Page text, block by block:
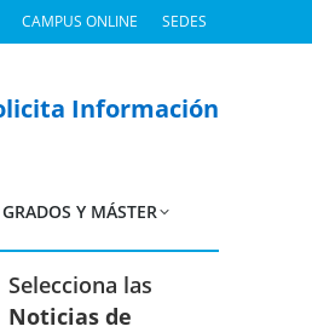
CAMPUS ONLINE SEDES
Información
GRADOS Y MÁSTER
para
Selecciona las
Noticias de